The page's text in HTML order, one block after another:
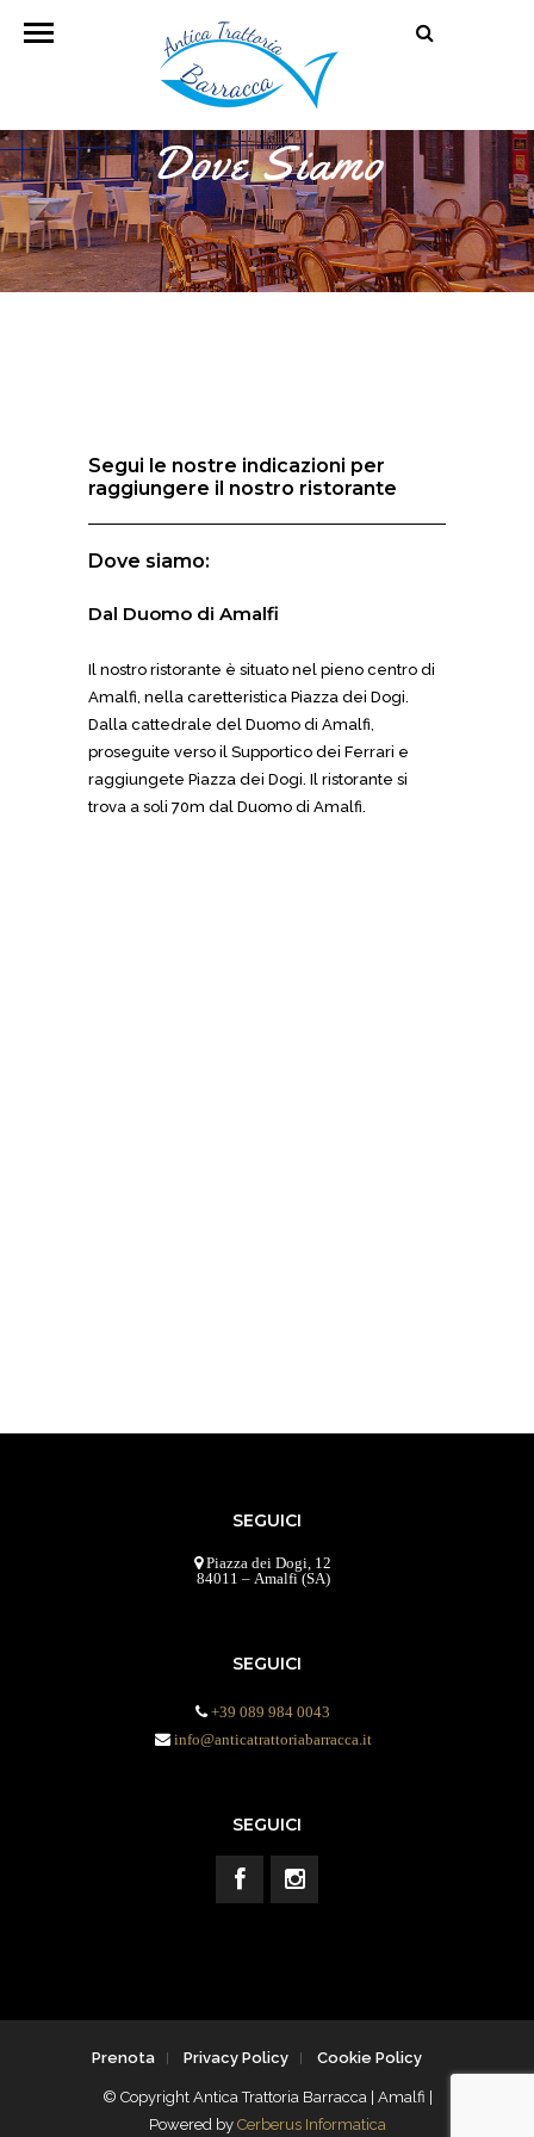
Dove Siamo
Segui le nostre indicazioni per
raggiungere il nostro ristorante
Dove siamo:
Dal Duomo di Amalfi
Il nostro ristorante è situato nel pieno centro di
Amalfi, nella caretteristica Piazza dei Dogi.
Dalla cattedrale del Duomo di Amalfi,
proseguite verso il Supportico dei Ferrari e
raggiungete Piazza dei Dogi. Il ristorante si
trova a soli 70m dal Duomo di Amalfi.
SEGUICI
Piazza dei Dogi, 12
84011 – Amalfi (SA)
SEGUICI
+39 089 984 0043
info@anticatrattoriabarracca.it
SEGUICI
Prenota Privacy Policy Cookie Policy
© Copyright Antica Trattoria Barracca | Amalfi |
Powered by Cerberus Informatica